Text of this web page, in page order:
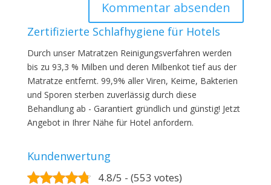
Zertifizierte Schlafhygiene für Hotels
Durch unser Matratzen Reinigungsverfahren werden
bis zu 93,3 % Milben und deren Milbenkot tief aus der
Matratze entfernt. 99,9% aller Viren, Keime, Bakterien
und Sporen sterben zuverlässig durch diese
Behandlung ab - Garantiert gründlich und günstig! Jetzt
Angebot in Ihrer Nähe für Hotel anfordern.
Kundenwertung
4.8/5 - (553 votes)